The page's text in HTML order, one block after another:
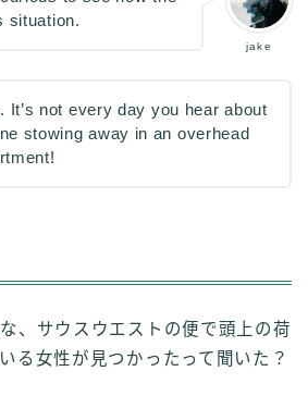
jake
situation.
It’s not every day you hear about
stowing away in an overhead
、サウスウエストの便で頭上の荷
る女性が見つかったって聞いた？